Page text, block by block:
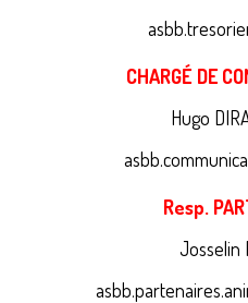
CHARGÉ DE
Hugo
Resp.
Josselin